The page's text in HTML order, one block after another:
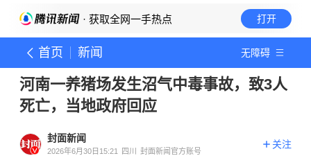
· 获取全网一手热点 打开
首页 新闻 无障碍
河南一养猪场发生沼气中毒事故，致3人
死亡，当地政府回应
封面新闻
2026年6月30日15:21 四川 封面新闻官方账号
关注